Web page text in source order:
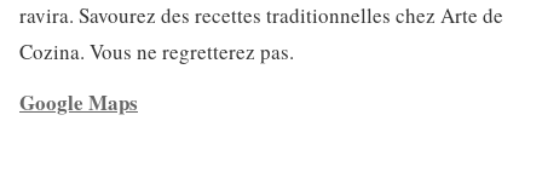
ravira. Savourez des recettes traditionnelles chez Arte de
Cozina. Vous ne regretterez pas.
Google Maps